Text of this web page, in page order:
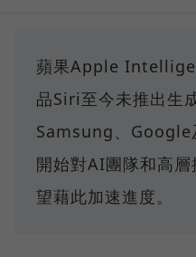
蘋果Apple
品Siri至今未推出生
Samsung、Google
開始對AI團隊和高
望藉此加速進度。